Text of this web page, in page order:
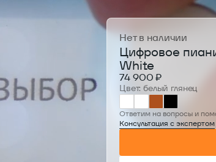
Нет в наличии
Цифровое
White
74 900 ₽
Цвет: белый глянец
Ответим на вопросы и
Консультация с экспертом